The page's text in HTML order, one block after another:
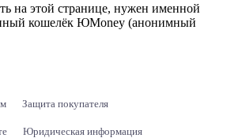
на этой странице, нужен именной
кошелёк ЮMoney (анонимный
Защита покупателя
Юридическая информация